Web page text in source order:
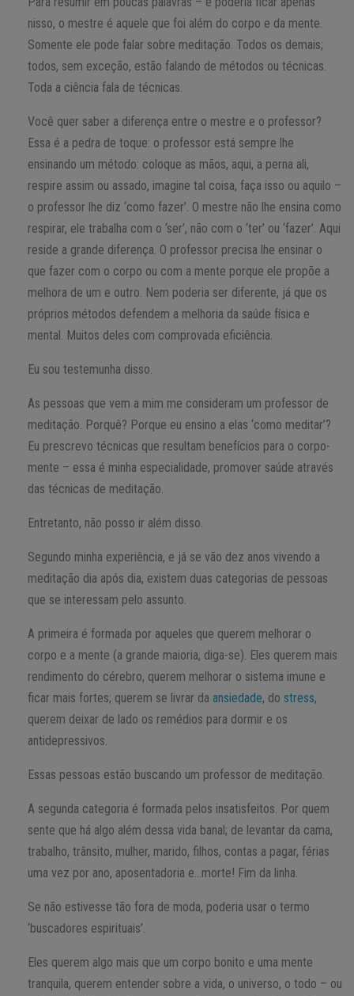
nisso, o mestre é aquele que foi além do corpo e da mente.
Somente ele pode falar sobre meditação. Todos os demais;
todos, sem exceção, estão falando de métodos ou técnicas.
Toda a ciência fala de técnicas.
Você quer saber a diferença entre o mestre e o professor?
Essa é a pedra de toque: o professor está sempre lhe
ensinando um método: coloque as mãos, aqui, a perna ali,
respire assim ou assado, imagine tal coisa, faça isso ou aquilo –
o professor lhe diz ‘como fazer’. O mestre não lhe ensina como
respirar, ele trabalha com o ‘ser’, não com o ‘ter’ ou ‘fazer’. Aqui
reside a grande diferença. O professor precisa lhe ensinar o
que fazer com o corpo ou com a mente porque ele propõe a
melhora de um e outro. Nem poderia ser diferente, já que os
próprios métodos defendem a melhoria da saúde física e
mental. Muitos deles com comprovada eficiência.
Eu sou testemunha disso.
As pessoas que vem a mim me consideram um professor de
meditação. Porquê? Porque eu ensino a elas ‘como meditar’?
Eu prescrevo técnicas que resultam benefícios para o corpo-
mente – essa é minha especialidade, promover saúde através
das técnicas de meditação.
Entretanto, não posso ir além disso.
Segundo minha experiência, e já se vão dez anos vivendo a
meditação dia após dia, existem duas categorias de pessoas
que se interessam pelo assunto.
A primeira é formada por aqueles que querem melhorar o
corpo e a mente (a grande maioria, diga-se). Eles querem mais
rendimento do cérebro, querem melhorar o sistema imune e
ficar mais fortes; querem se livrar da ansiedade, do stress,
querem deixar de lado os remédios para dormir e os
antidepressivos.
Essas pessoas estão buscando um professor de meditação.
A segunda categoria é formada pelos insatisfeitos. Por quem
sente que há algo além dessa vida banal; de levantar da cama,
trabalho, trânsito, mulher, marido, filhos, contas a pagar, férias
uma vez por ano, aposentadoria e…morte! Fim da linha.
Se não estivesse tão fora de moda, poderia usar o termo
‘buscadores espirituais’.
Eles querem algo mais que um corpo bonito e uma mente
tranquila, querem entender sobre a vida, o universo, o todo – ou